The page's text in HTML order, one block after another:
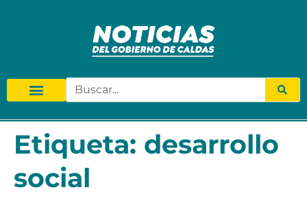
Etiqueta: desarrollo
social